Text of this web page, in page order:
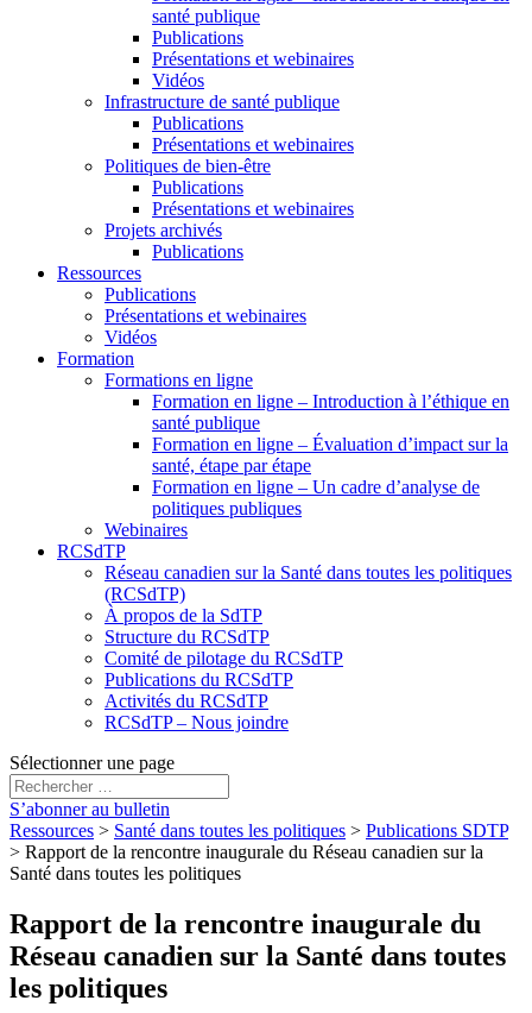
santé publique
Publications
Présentations et webinaires
Vidéos
Infrastructure de santé publique
Publications
Présentations et webinaires
Politiques de bien-être
Publications
Présentations et webinaires
Projets archivés
Publications
Ressources
Publications
Présentations et webinaires
Vidéos
Formation
Formations en ligne
Formation en ligne – Introduction à l’éthique en
santé publique
Formation en ligne – Évaluation d’impact sur la
santé, étape par étape
Formation en ligne – Un cadre d’analyse de
politiques publiques
Webinaires
RCSdTP
Réseau canadien sur la Santé dans toutes les politiques
(RCSdTP)
À propos de la SdTP
Structure du RCSdTP
Comité de pilotage du RCSdTP
Publications du RCSdTP
Activités du RCSdTP
RCSdTP – Nous joindre
Sélectionner une page
S’abonner au bulletin
Ressources > Santé dans toutes les politiques > Publications SDTP
> Rapport de la rencontre inaugurale du Réseau canadien sur la
Santé dans toutes les politiques
Rapport de la rencontre inaugurale du
Réseau canadien sur la Santé dans toutes
les politiques